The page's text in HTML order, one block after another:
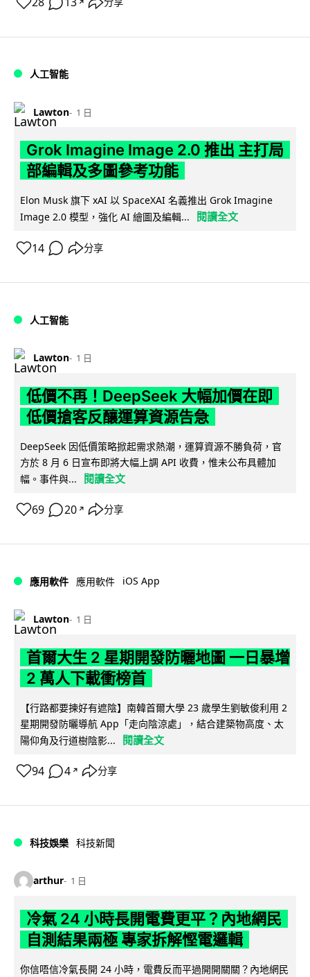
↗
人工智能
Lawton 1 日
Grok Imagine Image 2.0 推出 主打局
部編輯及多圖參考功能
Elon Musk 旗下 xAI 以 SpaceXAI 名義推出 Grok Imagine
Image 2.0 模型，強化 AI 繪圖及編輯...
閱讀全文
14 分享
人工智能
Lawton 1 日
低價不再！DeepSeek 大幅加價在即
低價搶客反釀運算資源告急
DeepSeek 因低價策略掀起需求熱潮，運算資源不勝負荷，官
方於 8 月 6 日宣布即將大幅上調 API 收費，惟未公布具體加
幅。事件與...
閱讀全文
69 20 ↗ 分享
應用軟件 應用軟件 iOS App
Lawton 1 日
首爾大生 2 星期開發防曬地圖 一日暴增
2 萬人下載衝榜首
【行路都要揀好有遮陰】南韓首爾大學 23 歲學生劉敏俊利用 2
星期開發防曬導航 App「走向陰涼處」，結合建築物高度、太
陽仰角及行道樹陰影...
閱讀全文
94 4 ↗ 分享
科技娛樂 科技新聞
arthur 1 日
冷氣 24 小時長開電費更平？內地網民
自測結果兩極 專家拆解慳電邏輯
你信唔信冷氣長開 24 小時，電費反而平過開開關關？內地網民